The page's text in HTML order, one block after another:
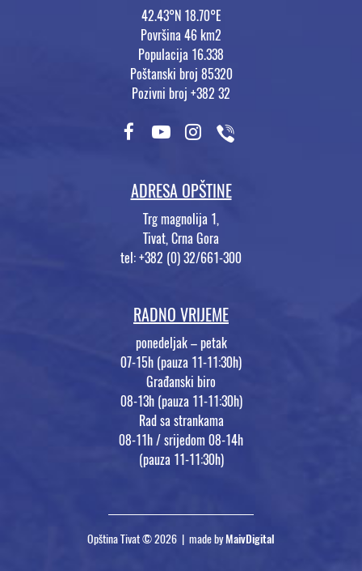
42.43°N 18.70°E
Površina 46 km2
Populacija 16.338
Poštanski broj 85320
Pozivni broj +382 32
ADRESA OPŠTINE
Trg magnolija 1,
Tivat, Crna Gora
tel: +382 (0) 32/661-300
RADNO VRIJEME
ponedeljak – petak
07-15h (pauza 11-11:30h)
Građanski biro
08-13h (pauza 11-11:30h)
Rad sa strankama
08-11h / srijedom 08-14h
(pauza 11-11:30h)
Opština Tivat © 2026 | made byMaivDigital